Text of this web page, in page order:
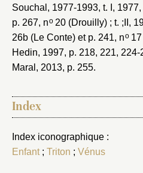
Souchal, 1977-1993, t. I,
p. 267, no20 (Drouilly) ; t. ;II,
26b (Le Conte) et p. 241, no17
Hedin, 1997, p. 218, 221, 224-
Maral, 2013, p. 255.
Index
Index iconographique :
Enfant; Triton ; Vénus